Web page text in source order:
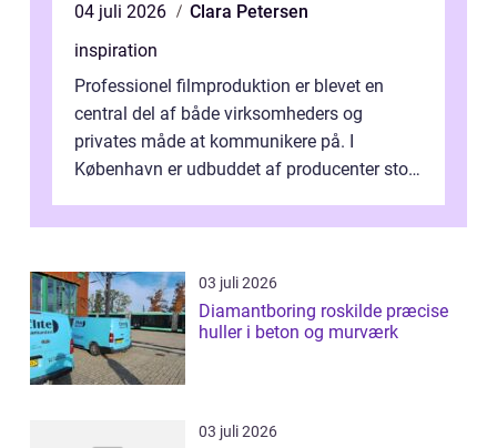
04 juli 2026
Clara Petersen
inspiration
Professionel filmproduktion er blevet en
central del af både virksomheders og
privates måde at kommunikere på. I
København er udbuddet af producenter stort,
inti...
03 juli 2026
Diamantboring roskilde præcise
huller i beton og murværk
03 juli 2026